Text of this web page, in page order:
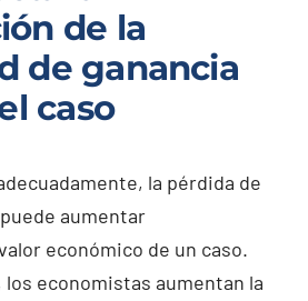
de la
de ganancia
caso
la pérdida de
aumentar
económico de un caso.
los economistas aumentan la